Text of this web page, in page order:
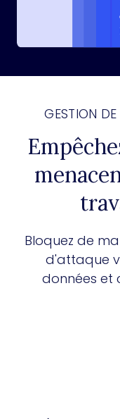
GESTION
Bloquez de
d'attaque
données et